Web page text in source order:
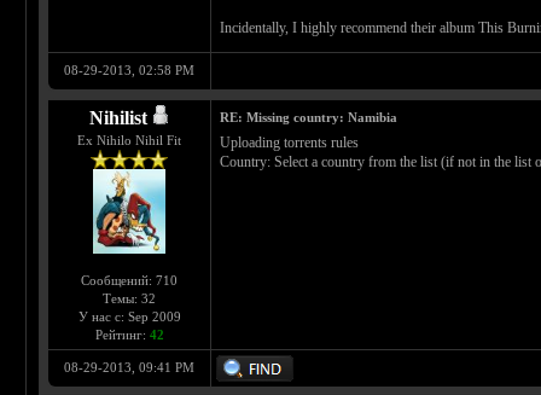
Incidentally, I highly recommend their album This
08-29-2013, 02:58 PM
Nihilist
Ex Nihilo Nihil Fit
Сообщений: 710
Темы: 32
У нас с: Sep 2009
Рейтинг: 42
RE: Missing country: Namibia
Uploading torrents rules
Country: Select a country from the list (if not in the list
08-29-2013, 09:41 PM